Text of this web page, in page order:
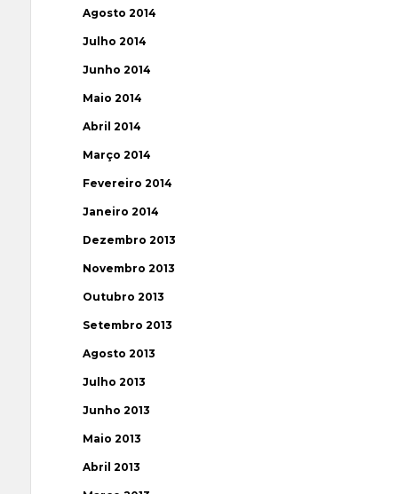
Agosto 2014
Julho 2014
Junho 2014
Maio 2014
Abril 2014
Março 2014
Fevereiro 2014
Janeiro 2014
Dezembro 2013
Novembro 2013
Outubro 2013
Setembro 2013
Agosto 2013
Julho 2013
Junho 2013
Maio 2013
Abril 2013